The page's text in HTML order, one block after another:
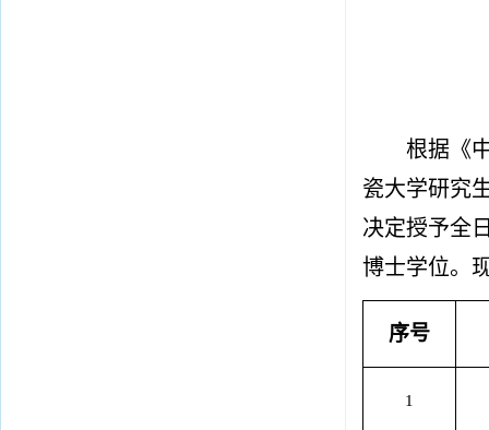
根据《
瓷大学研究
决定授予全
博士学位。
序号
1